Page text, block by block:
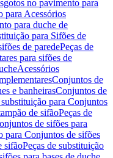
no pavimento para
para Acessórios
para duche de
para Sifões de
de paredePeças de
para sifões de
Acessórios
Conjuntos de
e banheirasConjuntos de
substituição para Conjuntos
de sifãoPeças de
de sifões para
para Conjuntos de sifões
sifãoPeças de substituição